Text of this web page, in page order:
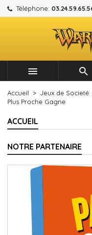
Téléphone:
 
Accueil Jeux de Societé
Plus Proche Gagne
ACCUEIL
NOTRE PARTENAIRE
Mes listes
Créer une
Créer une
Nom de la liste
Annuler
Connexion
Vous devez être
votre liste d'envies.